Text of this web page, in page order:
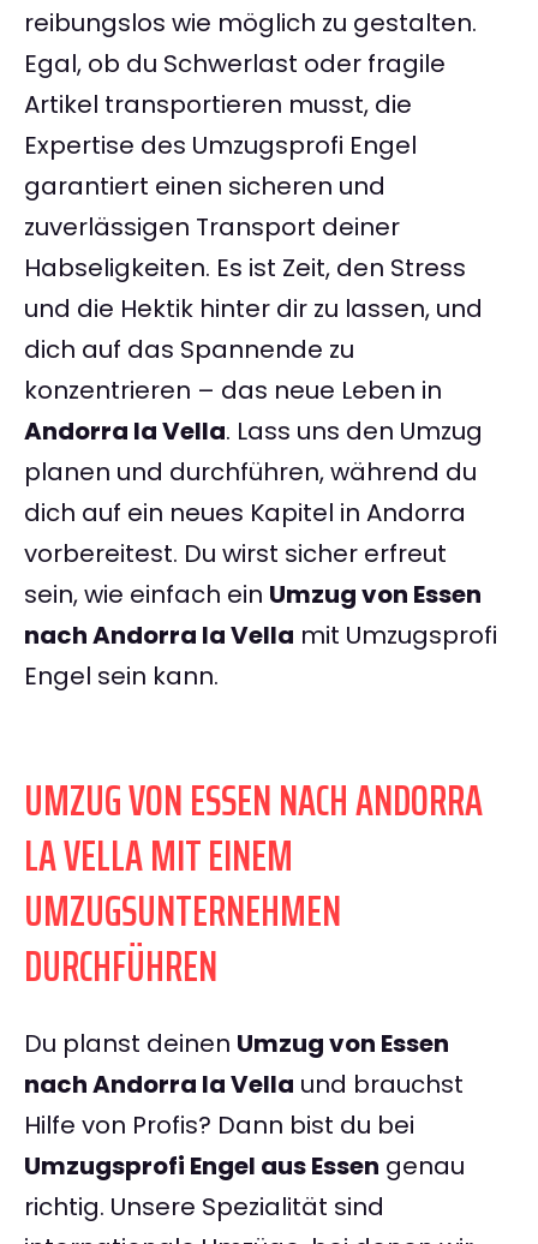
reibungslos wie möglich zu gestalten.
Egal, ob du Schwerlast oder fragile
Artikel transportieren musst, die
Expertise des Umzugsprofi Engel
garantiert einen sicheren und
zuverlässigen Transport deiner
Habseligkeiten. Es ist Zeit, den Stress
und die Hektik hinter dir zu lassen, und
dich auf das Spannende zu
konzentrieren – das neue Leben in
Andorra la Vella. Lass uns den Umzug
planen und durchführen, während du
dich auf ein neues Kapitel in Andorra
vorbereitest. Du wirst sicher erfreut
sein, wie einfach ein Umzug von Essen
nach Andorra la Vella mit Umzugsprofi
Engel sein kann.
UMZUG VON ESSEN NACH ANDORRA
LA VELLA MIT EINEM
UMZUGSUNTERNEHMEN
DURCHFÜHREN
Du planst deinen Umzug von Essen
nach Andorra la Vella und brauchst
Hilfe von Profis? Dann bist du bei
Umzugsprofi Engel aus Essen genau
richtig. Unsere Spezialität sind